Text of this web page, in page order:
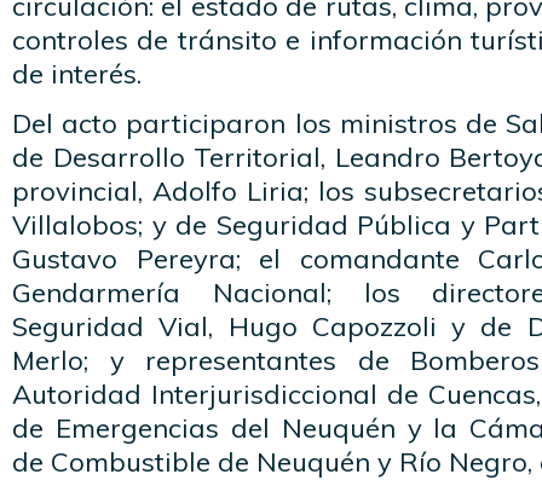
controles de tránsito e información
de interés.
Del acto participaron los ministros de
de Desarrollo Territorial, Leandro
provincial, Adolfo Liria; los
Villalobos; y de Seguridad Pública y
Gustavo Pereyra; el comandante
Gendarmería Nacional; los
Seguridad Vial, Hugo Capozzoli y de
Merlo; y representantes de
Autoridad Interjurisdiccional de
de Emergencias del Neuquén y la
de Combustible de Neuquén y Río Negro,